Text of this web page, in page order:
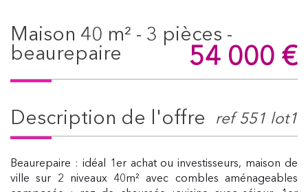
maison 40 m² - 3 pièces -
beaurepaire
54 000 €
description de l'offre ref 551 lot1
Beaurepaire : idéal 1er achat ou investisseurs, maison de
ville sur 2 niveaux 40m² avec combles aménageables